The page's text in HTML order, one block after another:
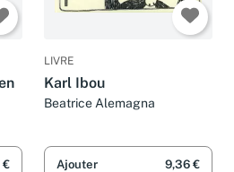
€
LIVRE
Karl Ibou
Beatrice Alemagna
Ajouter 9,36 €